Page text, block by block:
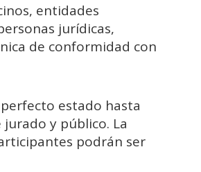
entidades
jurídicas,
de conformidad con
estado hasta
y público. La
podrán ser